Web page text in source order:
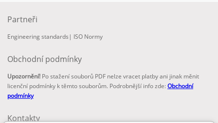
Partneři
Engineering standards | ISO Normy
Obchodní podmínky
Upozornění! Po stažení souborů PDF nelze vracet platby ani jinak měnit
licenční podmínky k těmto souborům. Podrobnější info zde:Obchodní
podmínky
Kontakty